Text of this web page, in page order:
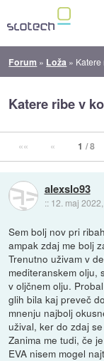
Forum » Loža » Katere
Katere ribe v
«« « 1 / 8
alexslo93
:: 12. maj
Sem bolj nov pri
ampak zdaj me bolj
Trenutno uživam v
mediteranskem olju,
v oljčnem olju.
glih bila kaj preveč
mnenju najbolj
užival, ker do zdaj
Zanima me tudi, če
EVA nisem mogel